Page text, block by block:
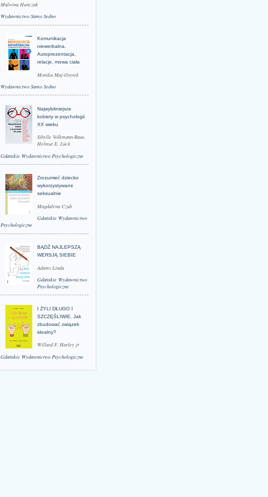
Malwina Huńczak
Wydawnictwo Samo Sedno
Komunikacja
niewerbalna.
Autoprezentacja,
relacje, mowa ciała
Monika Maj-Osytek
Wydawnictwo Samo Sedno
Najwybitniejsze
kobiety w psychologii
XX wieku
Sibylle Volkmann-Raue,
Helmut E. Lück
Gdańskie Wydawnictwo Psychologiczne
Zrozumieć dziecko
wykorzystywane
seksualnie
Magdalena Czub
Gdańskie Wydawnictwo
Psychologiczne
BĄDŹ NAJLEPSZĄ
WERSJĄ SIEBIE
Adams Linda
Gdańskie Wydawnictwo
Psychologiczne
I ŻYLI DŁUGO I
SZCZĘŚLIWIE. Jak
zbudować związek
idealny?
Willard F. Harley jr
Gdańskie Wydawnictwo Psychologiczne